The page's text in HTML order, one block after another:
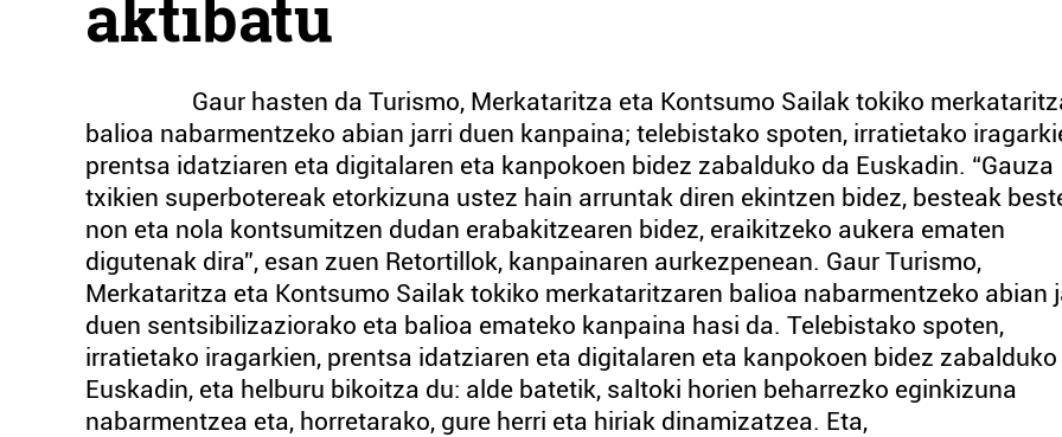
aktibatu
Gaur hasten da Turismo, Merkataritza eta Kontsumo Sailak tokiko
balioa nabarmentzeko abian jarri duen kanpaina; telebistako spoten, irratietako
prentsa idatziaren eta digitalaren eta kanpokoen bidez zabalduko da Euskadin. “Gauza
txikien superbotereak etorkizuna ustez hain arruntak diren ekintzen bidez, besteak
non eta nola kontsumitzen dudan erabakitzearen bidez, eraikitzeko aukera ematen
digutenak dira”, esan zuen Retortillok, kanpainaren aurkezpenean. Gaur Turismo,
Merkataritza eta Kontsumo Sailak tokiko merkataritzaren balioa nabarmentzeko abian
duen sentsibilizaziorako eta balioa emateko kanpaina hasi da. Telebistako spoten,
irratietako iragarkien, prentsa idatziaren eta digitalaren eta kanpokoen bidez zabalduko
Euskadin, eta helburu bikoitza du: alde batetik, saltoki horien beharrezko eginkizuna
nabarmentzea eta, horretarako, gure herri eta hiriak dinamizatzea. Eta,